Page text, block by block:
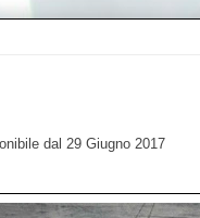
dal 29 Giugno 2017